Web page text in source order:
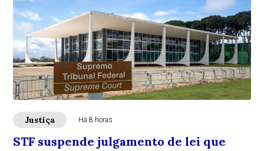
Justiça Há 8 horas
STF suspende julgamento de lei que